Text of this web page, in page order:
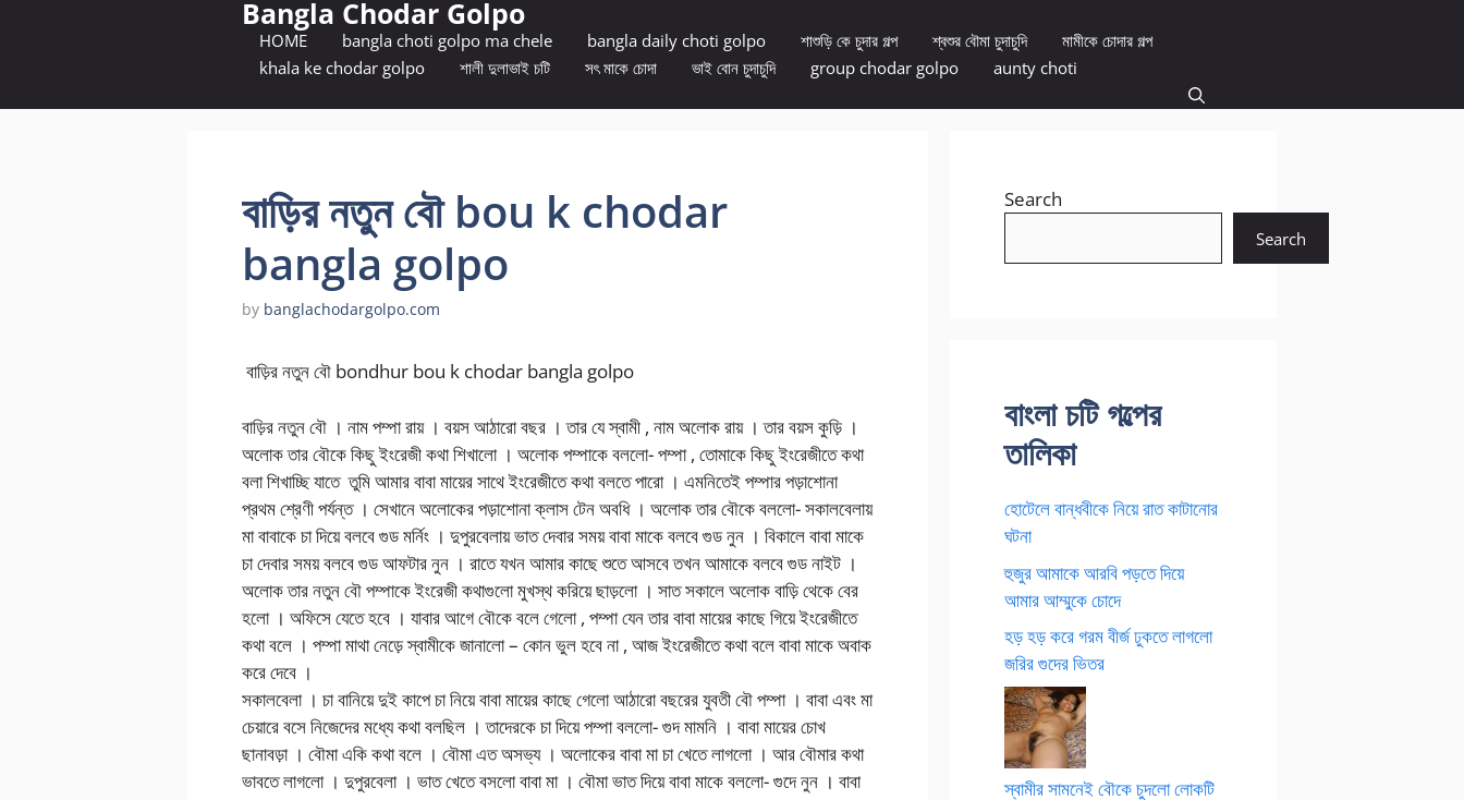
Bangla Chodar Golpo
HOME bangla choti golpo ma chele bangla daily choti golpo শাশুড়ি কে চুদার গল্প শ্বশুর বৌমা চুদাচুদি
মামীকে চোদার গল্প
khala ke chodar golpo
শালী দুলাভাই চটি সৎ মাকে চোদা ভাই বোন চুদাচুদি group chodar golpo aunty choti
বাড়ির নতুন বৌ bou k chodar
bangla golpo
by banglachodargolpo.com
বাড়ির নতুন বৌ bondhur bou k chodar bangla golpo
বাড়ির নতুন বৌ । নাম পম্পা রায় । বয়স আঠারো বছর । তার যে স্বামী , নাম অলোক রায় । তার বয়স কুড়ি ।
অলোক তার বৌকে কিছু ইংরেজী কথা শিখালো । অলোক পম্পাকে বললো- পম্পা , তোমাকে কিছু ইংরেজীতে কথা
বলা শিখাচ্ছি যাতে তুমি আমার বাবা মায়ের সাথে ইংরেজীতে কথা বলতে পারো । এমনিতেই পম্পার পড়াশোনা
প্রথম শ্রেণী পর্যন্ত । সেখানে অলোকের পড়াশোনা ক্লাস টেন অবধি । অলোক তার বৌকে বললো- সকালবেলায়
মা বাবাকে চা দিয়ে বলবে গুড মর্নিং । দুপুরবেলায় ভাত দেবার সময় বাবা মাকে বলবে গুড নুন । বিকালে বাবা মাকে
চা দেবার সময় বলবে গুড আফটার নুন । রাতে যখন আমার কাছে শুতে আসবে তখন আমাকে বলবে গুড নাইট ।
অলোক তার নতুন বৌ পম্পাকে ইংরেজী কথাগুলো মুখস্থ করিয়ে ছাড়লো । সাত সকালে অলোক বাড়ি থেকে বের
হলো । অফিসে যেতে হবে । যাবার আগে বৌকে বলে গেলো , পম্পা যেন তার বাবা মায়ের কাছে গিয়ে ইংরেজীতে
কথা বলে । পম্পা মাথা নেড়ে স্বামীকে জানালো – কোন ভুল হবে না , আজ ইংরেজীতে কথা বলে বাবা মাকে অবাক
করে দেবে ।
সকালবেলা । চা বানিয়ে দুই কাপে চা নিয়ে বাবা মায়ের কাছে গেলো আঠারো বছরের যুবতী বৌ পম্পা । বাবা এবং মা
চেয়ারে বসে নিজেদের মধ্যে কথা বলছিল । তাদেরকে চা দিয়ে পম্পা বললো- গুদ মামনি । বাবা মায়ের চোখ
ছানাবড়া । বৌমা একি কথা বলে । বৌমা এত অসভ্য । অলোকের বাবা মা চা খেতে লাগলো । আর বৌমার কথা
ভাবতে লাগলো । দুপুরবেলা । ভাত খেতে বসলো বাবা মা । বৌমা ভাত দিয়ে বাবা মাকে বললো- গুদে নুন । বাবা
Search
Search
বাংলা চটি গল্পের
তালিকা
হোটেলে বান্ধবীকে নিয়ে রাত কাটানোর
ঘটনা
হুজুর আমাকে আরবি পড়তে দিয়ে
আমার আম্মুকে চোদে
হড় হড় করে গরম বীর্জ ঢুকতে লাগলো
জরির গুদের ভিতর
স্বামীর সামনেই বৌকে চুদলো লোকটি